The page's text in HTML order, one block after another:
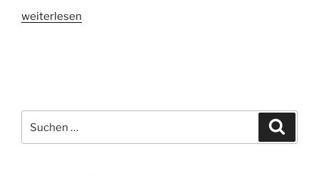
„HowTo:
ID
weiterlesen
nach: